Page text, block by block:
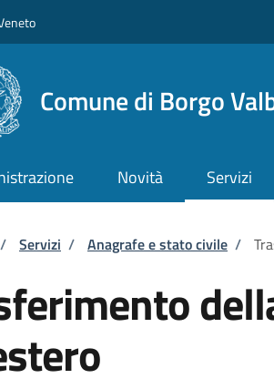
Comune di Borgo
Novità Servizi
di pane
/ Servizi / Anagrafe e stato civile /